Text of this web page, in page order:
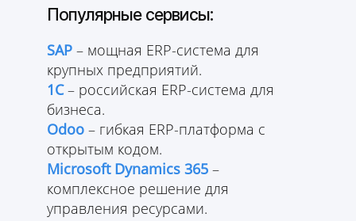
Популярные сервисы:
SAP – мощная ERP-система для
крупных предприятий.
1C– российская ERP-система для
бизнеса.
Odoo – гибкая ERP-платформа с
открытым кодом.
Microsoft Dynamics 365 –
комплексное решение для
управления ресурсами.